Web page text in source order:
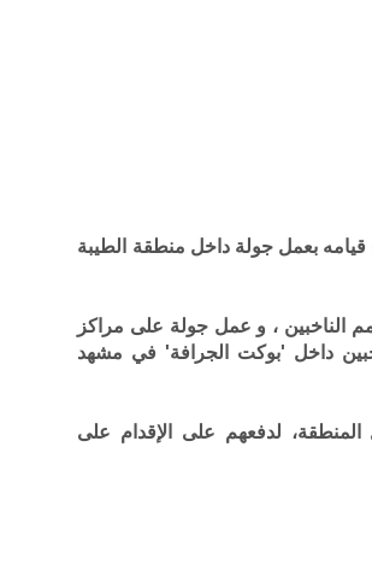
قيامه بعمل جولة داخل منطقة الطيبة
الناخبين ، و عمل جولة على مراكز
داخل 'بوكت الجرافة' في مشهد
لدفعهم على الإقدام على